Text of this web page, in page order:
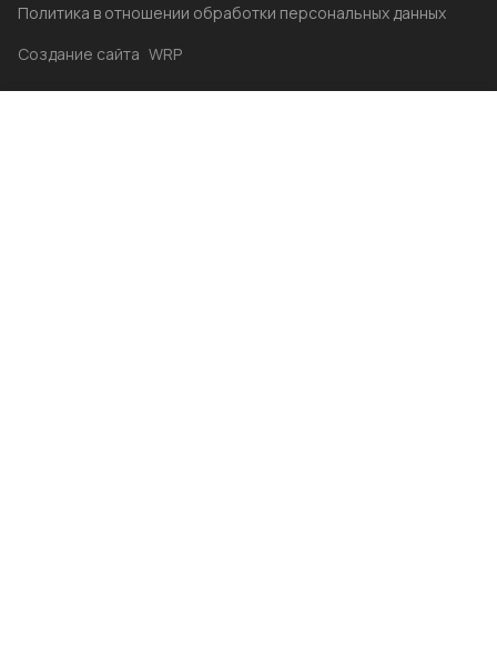
Политика в отношении обработки персональных данных
Создание сайта WRP